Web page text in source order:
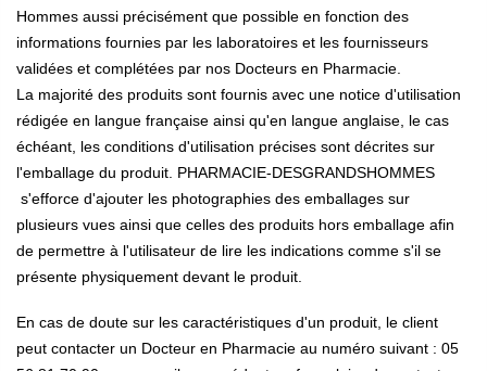
Hommes aussi précisément que possible en fonction des
informations fournies par les laboratoires et les fournisseurs
validées et complétées par nos Docteurs en Pharmacie.
La majorité des produits sont fournis avec une notice d'utilisation
rédigée en langue française ainsi qu'en langue anglaise, le cas
échéant, les conditions d'utilisation précises sont décrites sur
l'emballage du produit. PHARMACIE-DESGRANDSHOMMES
s'efforce d'ajouter les photographies des emballages sur
plusieurs vues ainsi que celles des produits hors emballage afin
de permettre à l'utilisateur de lire les indications comme s'il se
présente physiquement devant le produit.
En cas de doute sur les caractéristiques d'un produit, le client
peut contacter un Docteur en Pharmacie au numéro suivant : 05